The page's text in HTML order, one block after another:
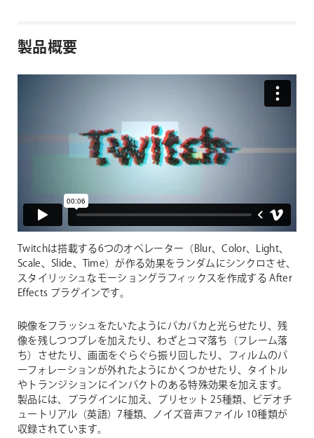
製品概要
Twitchは搭載する6つのオペレーター（Blur、Color、Light、
Scale、Slide、Time）が作る効果をランダムにシンクロさせ、
スタイリッシュなモーショングラフィックスを作成する After
Effects プラグインです。
映像をフラッシュをたいたようにパカパカと光らせたり、残
像を残しつつブレを加えたり、わざとコマ落ち（フレーム落
ち）させたり、画面をぐらぐら振り回したり、フィルムのパ
ーフォレーションが外れたようにかくつかせたり、タイトル
やトランジションにインパクトのある特殊効果を加えます。
製品には、プラグインに加え、プリセット 25種類、ビデオチ
ュートリアル（英語）7種類、ノイズ音声ファイル 10種類が
収録されています。